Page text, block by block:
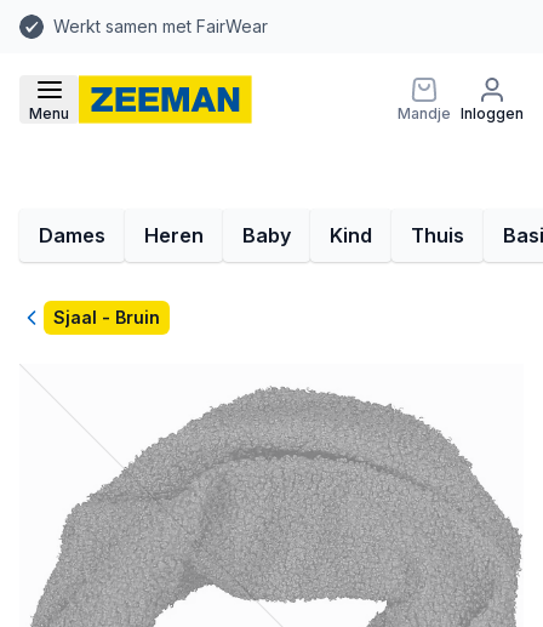
Werkt samen met FairWear
Menu Mandje Inloggen
Dames Heren Baby Kind Thuis
TerugSjaal - Bruin